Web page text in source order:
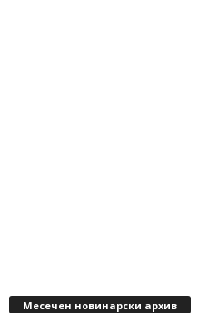
Месечен новинарски архив